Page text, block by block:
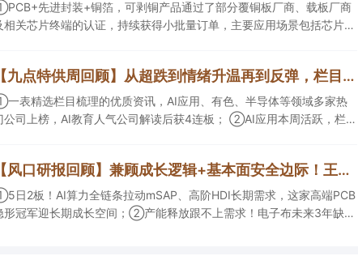
先进封装+铜箔，可剥铜产品通过了部分覆铜板厂商、载板厂商
相关芯片终端的认证，持续获得小批量订单，主要应用场景包括芯片封
具备承接细胞与基因治疗产品商业化受托生产的合规资质，这家公司获净
入。
【九点特供周回顾】从超跌到情绪升温再到反弹，栏目梳理AI应用题材逻辑，AI教育人气公司解读后获4连板
表精选栏目梳理的优质资讯，AI应用、有色、半导体等领域多家热
司上榜，AI教育人气公司解读后获4连板； ②AI应用本周活跃，栏目
提及2家核心公司双双涨停。
【风口研报回顾】兼顾成长逻辑+基本面安全边际！王牌自营前瞻覆盖“pcb+MLCC+电子布”，梳理AI产业链优质标的“深坑起跳”
日2板！AI算力全链条拉动mSAP、高阶HDI长期需求，这家高端PCB
形冠军迎长期成长空间；②产能释放跟不上需求！电子布未来3年缺口